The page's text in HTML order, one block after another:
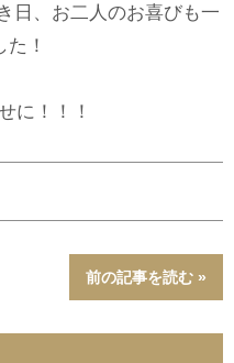
日、お二人のお喜びも一
！
に！！！
前の記事を読む »